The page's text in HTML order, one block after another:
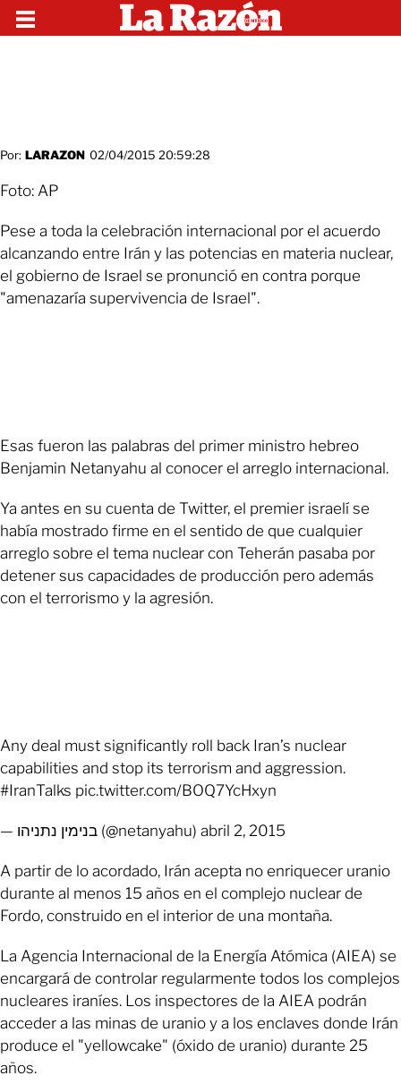
Por: LARAZON 02/04/2015 20:59:28
Foto: AP
Pese a toda la celebración internacional por el acuerdo
alcanzando entre Irán y las potencias en materia nuclear,
el gobierno de Israel se pronunció en contra porque
"amenazaría supervivencia de Israel".
Esas fueron las palabras del primer ministro hebreo
Benjamin Netanyahu al conocer el arreglo internacional.
Ya antes en su cuenta de Twitter, el premier israelí se
había mostrado firme en el sentido de que cualquier
arreglo sobre el tema nuclear con Teherán pasaba por
detener sus capacidades de producción pero además
con el terrorismo y la agresión.
Any deal must significantly roll back Iran’s nuclear
capabilities and stop its terrorism and aggression.
#IranTalks pic.twitter.com/BOQ7YcHxyn
— בנימין נתניהו (@netanyahu) abril 2, 2015
A partir de lo acordado, Irán acepta no enriquecer uranio
durante al menos 15 años en el complejo nuclear de
Fordo, construido en el interior de una montaña.
La Agencia Internacional de la Energía Atómica (AIEA) se
encargará de controlar regularmente todos los complejos
nucleares iraníes. Los inspectores de la AIEA podrán
acceder a las minas de uranio y a los enclaves donde Irán
produce el "yellowcake" (óxido de uranio) durante 25
años.